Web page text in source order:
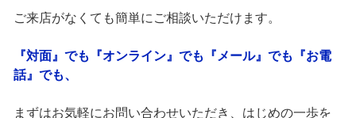
ご来店がなくても簡単にご相談いただけます。
『対面』でも『オンライン』でも『メール』でも『お電
話』でも、
まずはお気軽にお問い合わせいただき、はじめの一歩を